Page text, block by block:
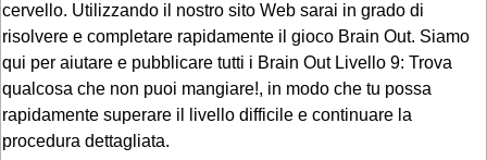
cervello. Utilizzando il nostro sito Web sarai in grado di
risolvere e completare rapidamente il gioco Brain Out. Siamo
qui per aiutare e pubblicare tutti i Brain Out Livello 9: Trova
qualcosa che non puoi mangiare!, in modo che tu possa
rapidamente superare il livello difficile e continuare la
procedura dettagliata.